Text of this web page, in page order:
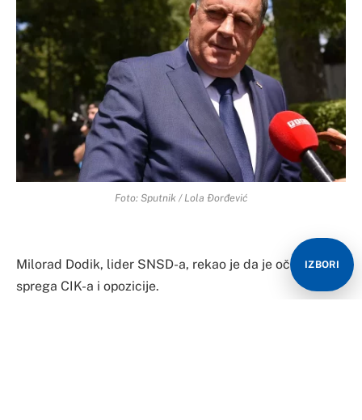
Foto: Sputnik / Lola Đorđević
Milorad Dodik, lider SNSD-a, rekao je da je očigledna
sprega CIK-a i opozicije.
IZBORI